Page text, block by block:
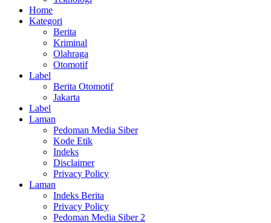
Home
Kategori
Berita
Kriminal
Olahraga
Otomotif
Label
Berita Otomotif
Jakarta
Label
Laman
Pedoman Media Siber
Kode Etik
Indeks
Disclaimer
Privacy Policy
Laman
Indeks Berita
Privacy Policy
Pedoman Media Siber 2